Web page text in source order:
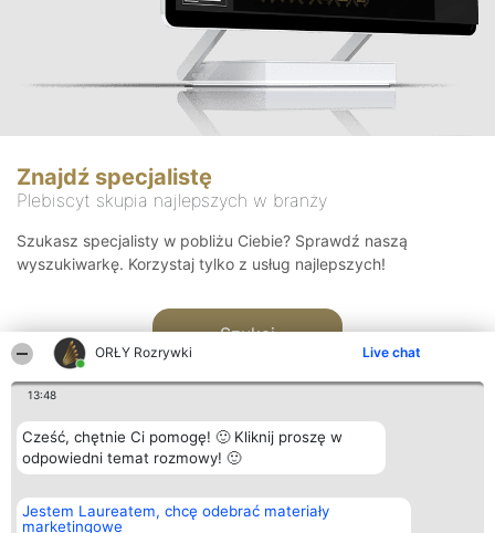
ORŁY Rozrywki Live chat
13:48
Cześć, chętnie Ci pomogę! 🙂 Kliknij proszę w
odpowiedni temat rozmowy! 🙂
Jestem Laureatem, chcę odebrać materiały
marketingowe
Znajdź specjalistę
Plebiscyt skupia najlepszych w branży
Szukasz specjalisty w pobliżu Ciebie? Sprawdź naszą
wyszukiwarkę. Korzystaj tylko z usług najlepszych!
Szukaj
Organizator plebiscytu
Bright Side Solutions sp. z o.
o. sp. k.
Plebiscyt
Laureaci
Kontakt
Kontakt